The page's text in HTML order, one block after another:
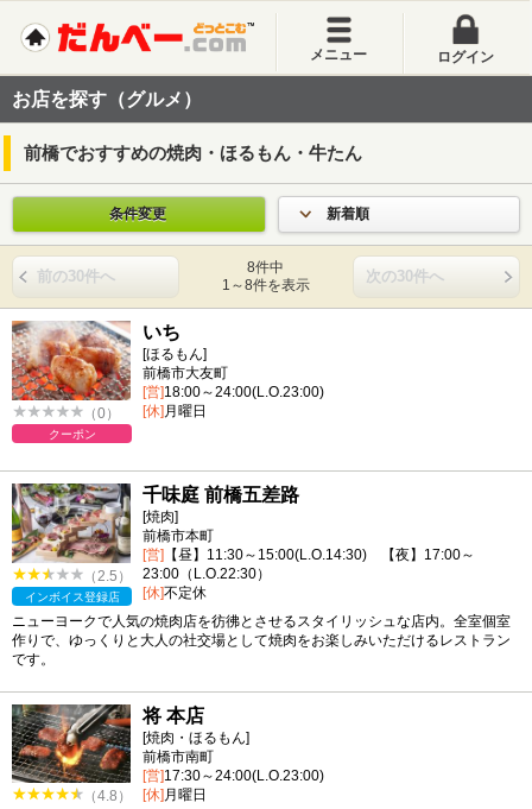
メニュー ログイン
お店を探す（グルメ）
前橋でおすすめの焼肉・ほるもん・牛たん
条件変更 新着順
前の30件へ
8件中
1～8件を表示
次の30件へ
（0）
クーポン
いち
[ほるもん]
前橋市大友町
[営]18:00～24:00(L.O.23:00)
[休]月曜日
（2.5）
インボイス登録店
千味庭 前橋五差路
[焼肉]
前橋市本町
[営] 【昼】11:30～15:00(L.O.14:30) 【夜】17:00～
23:00（L.O.22:30）
[休]不定休
ニューヨークで人気の焼肉店を彷彿とさせるスタイリッシュな店内。全室個室
作りで、ゆっくりと大人の社交場として焼肉をお楽しみいただけるレストラン
です。
（4.8）
将 本店
[焼肉・ほるもん]
前橋市南町
[営]17:30～24:00(L.O.23:00)
[休]月曜日